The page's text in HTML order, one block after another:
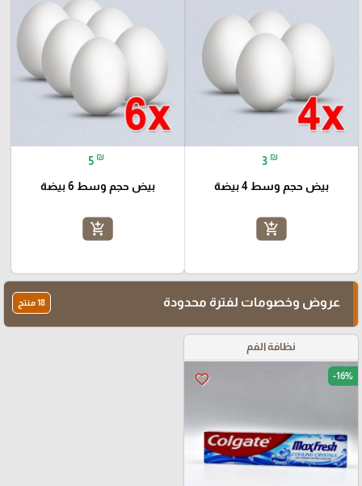
3 ₪
بيض حجم وسط 4 بيضة
add_shopping_cart
5 ₪
بيض حجم وسط 6 بيضة
add_shopping_cart
عروض وخصومات لفترة محدودة 18 منتج
نظافة الفم
favorite_border -16%